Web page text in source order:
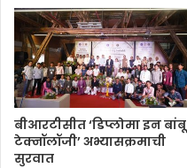
बीआरटीसीत ‘डिप्लोमा इन बांबू
टेक्नॉलॉजी’ अभ्यासक्रमाची
सुरवात